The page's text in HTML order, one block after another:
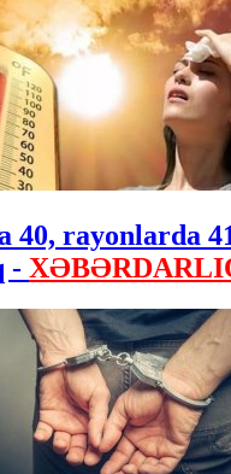
40, rayonlarda
-